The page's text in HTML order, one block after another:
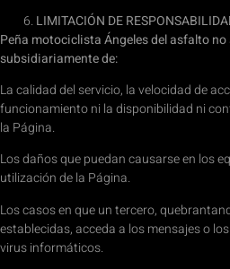
LIMITACIÓN DE
Peña motociclista Ángeles del asfalto
subsidiariamente de:
La calidad del servicio, la velocidad de
funcionamiento ni la disponibilidad ni
la Página.
Los daños que puedan causarse en los
utilización de la Página.
Los casos en que un tercero,
establecidas, acceda a los mensajes o
virus informáticos.